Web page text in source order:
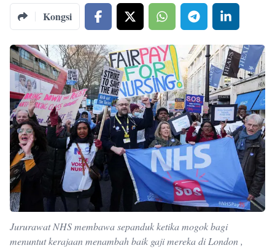
Kongsi
Jururawat NHS membawa sepanduk ketika mogok bagi
menuntut kerajaan menambah baik gaji mereka di London ,